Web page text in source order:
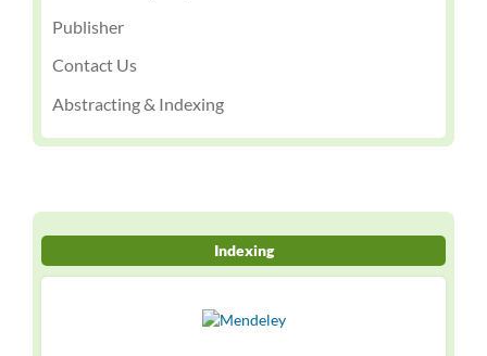
Publisher
Contact Us
Abstracting & Indexing
Indexing